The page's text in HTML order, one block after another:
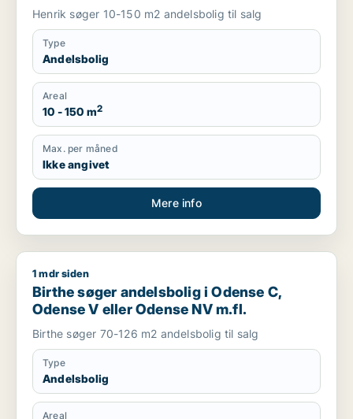
Henrik søger 10-150 m2 andelsbolig til salg
Type
Andelsbolig
Areal
10 - 150 m2
Max. per måned
Ikke angivet
Mere info
Birthe søger andelsbolig i Odense C, Odense V eller
1 mdr siden
Birthe søger andelsbolig i Odense C,
Odense V eller Odense NV m.fl.
Birthe søger 70-126 m2 andelsbolig til salg
Type
Andelsbolig
Areal